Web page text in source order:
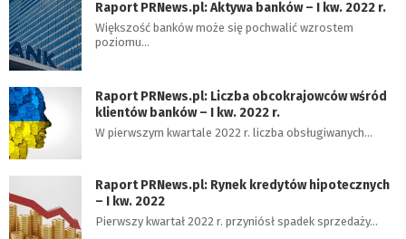
Raport PRNews.pl: Aktywa banków – I kw. 2022 r.
Większość banków może się pochwalić wzrostem
poziomu…
Raport PRNews.pl: Liczba obcokrajowców wśród
klientów banków – I kw. 2022 r.
W pierwszym kwartale 2022 r. liczba obsługiwanych…
Raport PRNews.pl: Rynek kredytów hipotecznych
– I kw. 2022
Pierwszy kwartał 2022 r. przyniósł spadek sprzedaży…